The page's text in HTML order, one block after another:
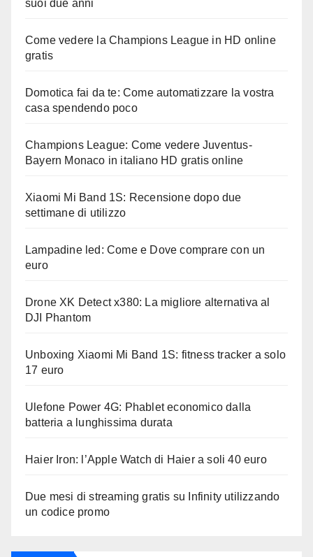
suoi due anni
Come vedere la Champions League in HD online
gratis
Domotica fai da te: Come automatizzare la vostra
casa spendendo poco
Champions League: Come vedere Juventus-
Bayern Monaco in italiano HD gratis online
Xiaomi Mi Band 1S: Recensione dopo due
settimane di utilizzo
Lampadine led: Come e Dove comprare con un
euro
Drone XK Detect x380: La migliore alternativa al
DJI Phantom
Unboxing Xiaomi Mi Band 1S: fitness tracker a solo
17 euro
Ulefone Power 4G: Phablet economico dalla
batteria a lunghissima durata
Haier Iron: l’Apple Watch di Haier a soli 40 euro
Due mesi di streaming gratis su Infinity utilizzando
un codice promo